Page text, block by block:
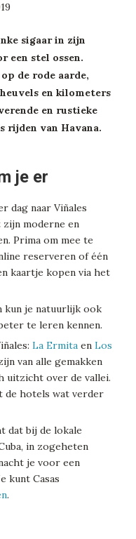
sigaar in zijn
een stel ossen.
de rode aarde,
en kilometers
en rustieke
rijden van Havana.
je er
dag naar Viñales
zijn moderne en
Prima om mee te
reserveren of één
kaartje kopen via het
kun je natuurlijk ook
te leren kennen.
La Ermita en Los
van alle gemakken
uitzicht over de vallei.
de hotels wat verder
dat bij de lokale
in zogeheten
je voor een
kunt Casas
.